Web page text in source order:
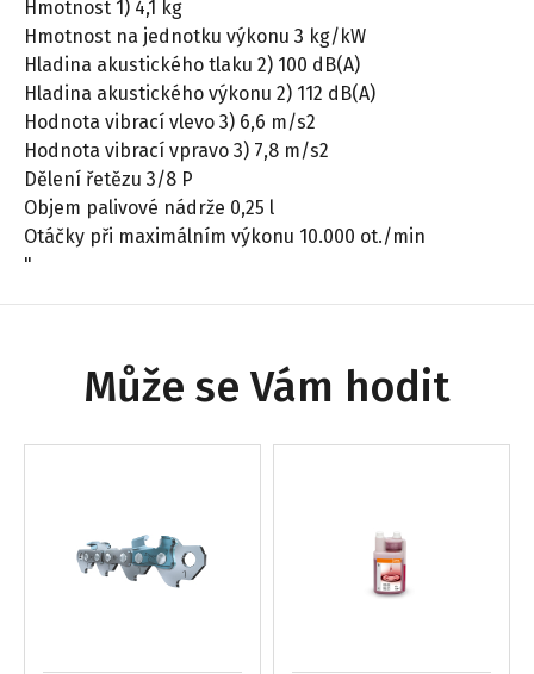
Hmotnost 1) 4,1 kg
Hmotnost na jednotku výkonu 3 kg/kW
Hladina akustického tlaku 2) 100 dB(A)
Hladina akustického výkonu 2) 112 dB(A)
Hodnota vibrací vlevo 3) 6,6 m/s2
Hodnota vibrací vpravo 3) 7,8 m/s2
Dělení řetězu 3/8 P
Objem palivové nádrže 0,25 l
Otáčky při maximálním výkonu 10.000 ot./min
"
Může se Vám hodit